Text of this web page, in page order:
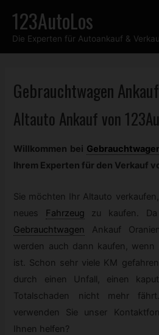
Inhalt
springen
123AutoLos
Die Experten für Autoankauf &
Gebrauchtwagen
Altauto Ankauf von
Willkommen bei
Ihrem Experten für den Verkauf
Sie möchten Ihr Altauto
neues
Fahrzeug
zu kaufen.
Gebrauchtwagen
Ankauf
werden auch dann kaufen, wenn
ist. Schon sehr viele KM
durch einen Unfall, einen
Totalschaden nicht mehr
verwenden Sie unser
Ihnen helfen?